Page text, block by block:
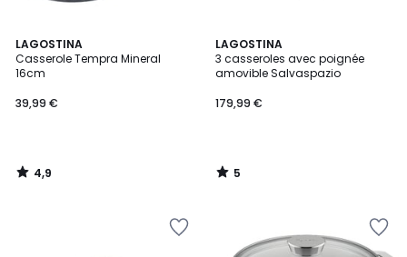
LAGOSTINA
Casserole Tempra Mineral
16cm
39,99 €
4,9
/ 5
4,9
/
LAGOSTINA
3 casseroles avec poignée
amovible Salvaspazio
179,99 €
5
/
5
5
/